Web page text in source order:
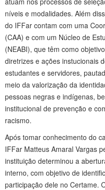
níveis e modalidades. Além
do IFFar contam com uma
(CAA) e com um Núcleo de
(NEABI), que têm como
diretrizes e ações instucionais
estudantes e servidores,
meio da valorização da
pessoas negras e indígenas,
institucional de prevenção e
racismo.
Após tomar conhecimento do
IFFar Matteus Amaral Vargas
instituição determinou a
interno, com objetivo de
participação dele no Certame.